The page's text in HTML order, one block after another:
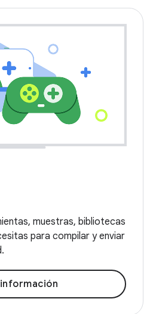
muestras, bibliotecas
para compilar y enviar